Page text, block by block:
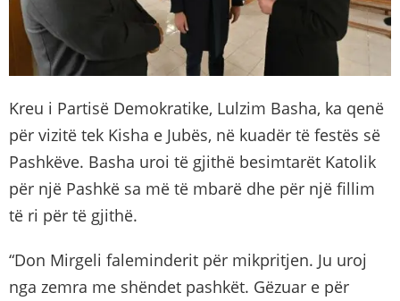
Kreu i Partisë Demokratike, Lulzim Basha, ka qenë
për vizitë tek Kisha e Jubës, në kuadër të festës së
Pashkëve. Basha uroi të gjithë besimtarët Katolik
për një Pashkë sa më të mbarë dhe për një fillim
të ri për të gjithë.
“Don Mirgeli faleminderit për mikpritjen. Ju uroj
nga zemra me shëndet pashkët. Gëzuar e për